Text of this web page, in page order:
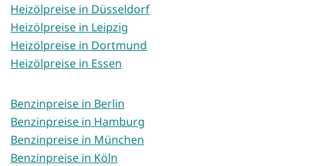
Heizölpreise in Düsseldorf
Heizölpreise in Leipzig
Heizölpreise in Dortmund
Heizölpreise in Essen
Benzinpreise in Berlin
Benzinpreise in Hamburg
Benzinpreise in München
Benzinpreise in Köln